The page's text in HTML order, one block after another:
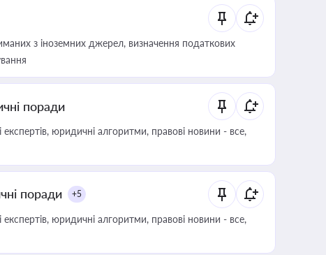
з іноземних джерел, визначення податкових
поради
юридичні алгоритми, правові новини - все,
поради +5
юридичні алгоритми, правові новини - все,